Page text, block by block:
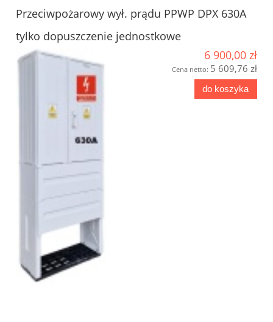
Przeciwpożarowy wył. prądu PPWP DPX 630A
tylko dopuszczenie jednostkowe
6 900,00 zł
Cena netto: 5 609,76 zł
do koszyka